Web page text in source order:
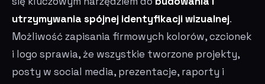
utrzymywania spójnej identyfikacji wizualnej.
Możliwość zapisania firmowych kolorów, czcionek
i logo sprawia, że wszystkie tworzone projekty,
posty w social media, prezentacje, raporty i